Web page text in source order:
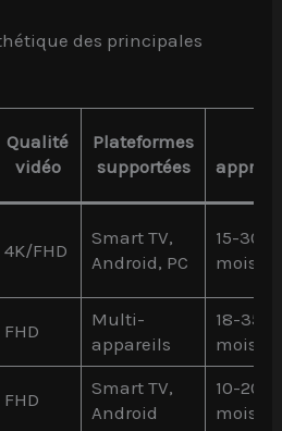
des principales
Qualité
vidéo
Plateformes
supportées
4K/FHD
Smart TV,
Android, PC
15-30€
mois
FHD
Multi-
appareils
18-35€
mois
FHD
Smart TV,
Android
10-20€
mois